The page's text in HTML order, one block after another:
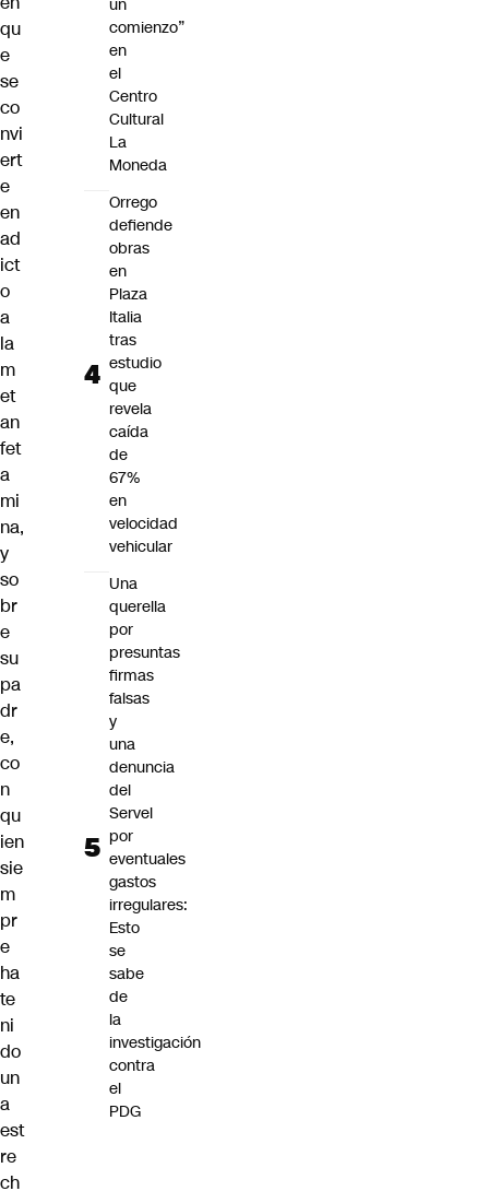
qu
e
se
co
nvi
ert
e
en
ad
ict
o
a
la
m
et
an
fet
a
mi
na,
y
so
br
e
su
pa
dr
e,
co
n
qu
ien
sie
m
pr
e
ha
te
ni
do
un
a
est
re
ch
un
comienzo”
en
el
Centro
Cultural
La
Moneda
Orrego
defiende
obras
en
Plaza
Italia
tras
estudio
que
revela
caída
de
67%
en
velocidad
vehicular
Una
querella
por
presuntas
firmas
falsas
y
una
denuncia
del
Servel
por
eventuales
gastos
irregulares:
Esto
se
sabe
de
la
investigación
contra
el
PDG